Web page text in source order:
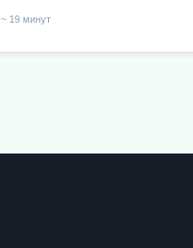
~ 19 минут